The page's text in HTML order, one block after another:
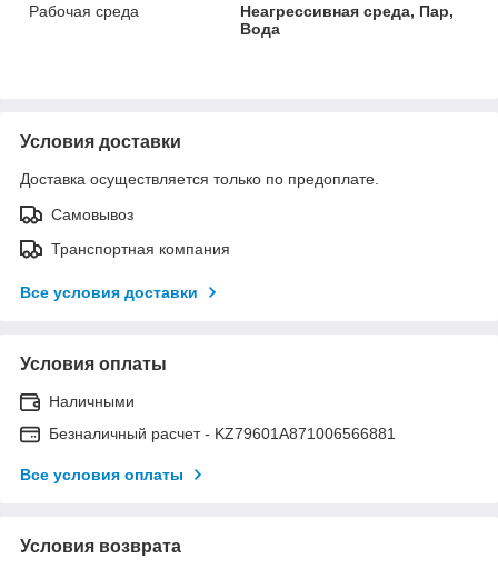
Рабочая среда
Неагрессивная среда, Пар,
Вода
Условия доставки
Доставка осуществляется только по предоплате.
Самовывоз
Транспортная компания
Все условия доставки
Условия оплаты
Наличными
Безналичный расчет - KZ79601A871006566881
Все условия оплаты
Условия возврата